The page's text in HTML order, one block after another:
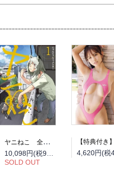
ヤニねこ 全巻セット（1巻~13巻）
10,098円(税918円)
SOLD OUT